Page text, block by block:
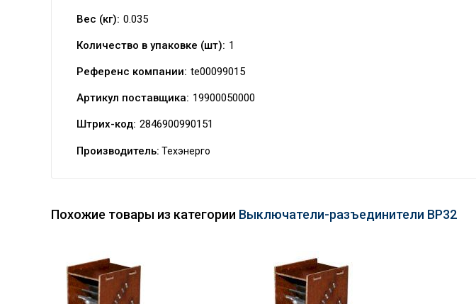
Вес (кг): 0.035
Количество в упаковке (шт): 1
Референс компании: te00099015
Артикул поставщика: 19900050000
Штрих-код: 2846900990151
Производитель: Техэнерго
Похожие товары из категории Выключатели-разъединители ВР32